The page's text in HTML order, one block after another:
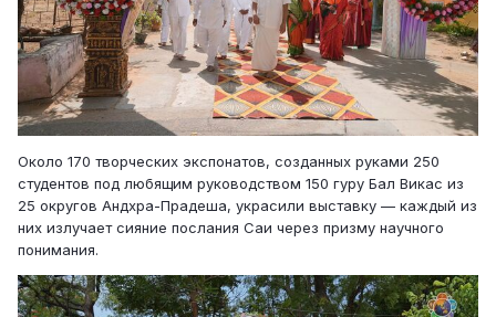
Около 170 творческих экспонатов, созданных руками 250
студентов под любящим руководством 150 гуру Бал Викас из
25 округов Андхра-Прадеша, украсили выставку — каждый из
них излучает сияние послания Саи через призму научного
понимания.